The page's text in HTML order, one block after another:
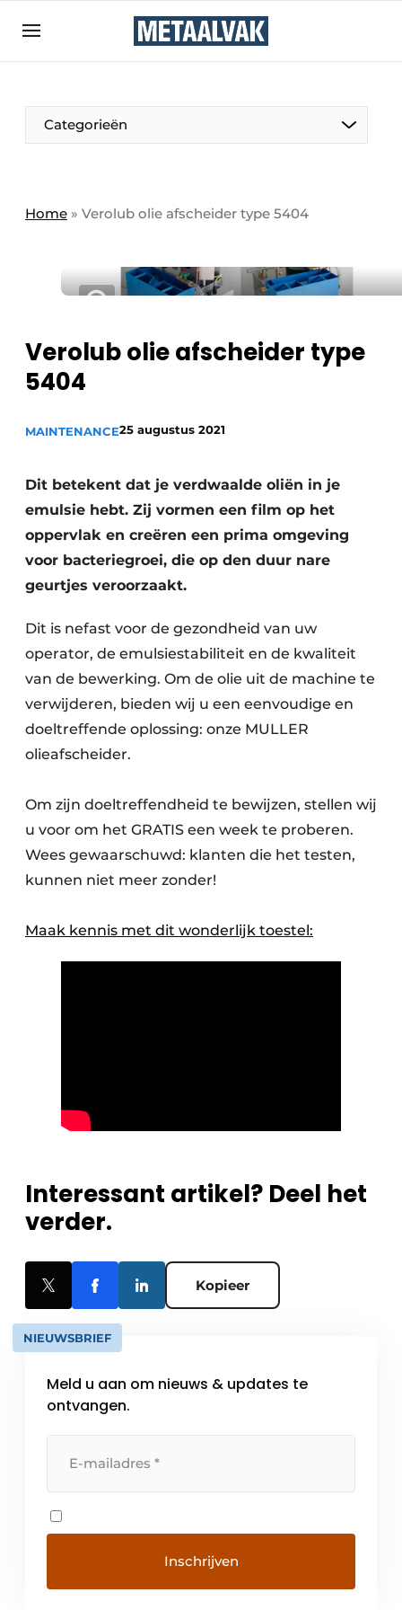
Bedrijven
Contact
Eigen content aanleveren
Meest gelezen
Podcasts
Privacy / Cookie statement
Vacature aanmelden
Video’s
Categorieën
Home » Verolub olie afscheider type 5404
Verolub olie afscheider type
5404
MAINTENANCE25 augustus 2021
Dit betekent dat je verdwaalde oliën in je
emulsie hebt. Zij vormen een film op het
oppervlak en creëren een prima omgeving
voor bacteriegroei, die op den duur nare
geurtjes veroorzaakt.
Dit is nefast voor de gezondheid van uw
operator, de emulsiestabiliteit en de kwaliteit
van de bewerking. Om de olie uit de machine te
verwijderen, bieden wij u een eenvoudige en
doeltreffende oplossing: onze MULLER
olieafscheider.
Om zijn doeltreffendheid te bewijzen, stellen wij
u voor om het GRATIS een week te proberen.
Wees gewaarschuwd: klanten die het testen,
kunnen niet meer zonder!
Maak kennis met dit wonderlijk toestel:
Interessant artikel? Deel het
verder.
Kopieer
NIEUWSBRIEF
Meld u aan om nieuws & updates te
ontvangen.